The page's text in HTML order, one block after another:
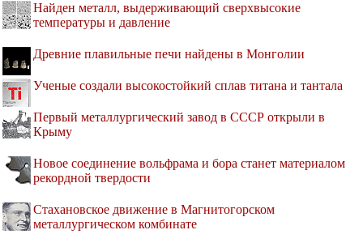
Найден металл, выдерживающий сверхвысокие
температуры и давление
Древние плавильные печи найдены в Монголии
Ученые создали высокостойкий сплав титана и тантала
Первый металлургический завод в СССР открыли в
Крыму
Новое соединение вольфрама и бора станет материалом
рекордной твердости
Стахановское движение в Магнитогорском
металлургическом комбинате